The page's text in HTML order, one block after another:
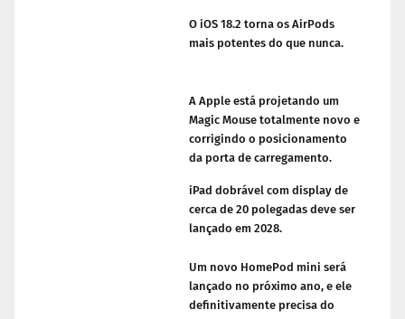
O iOS 18.2 torna os AirPods
mais potentes do que nunca.
A Apple está projetando um
Magic Mouse totalmente novo e
corrigindo o posicionamento
da porta de carregamento.
iPad dobrável com display de
cerca de 20 polegadas deve ser
lançado em 2028.
Um novo HomePod mini será
lançado no próximo ano, e ele
definitivamente precisa do